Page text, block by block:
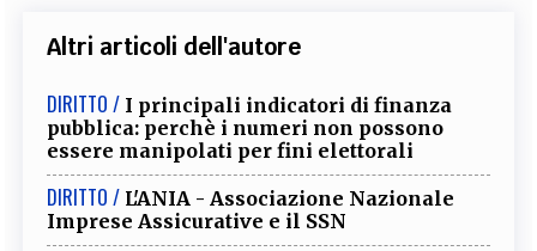
Altri articoli dell'autore
DIRITTO / I principali indicatori di finanza
pubblica: perchè i numeri non possono
essere manipolati per fini elettorali
DIRITTO / L'ANIA - Associazione Nazionale
Imprese Assicurative e il SSN